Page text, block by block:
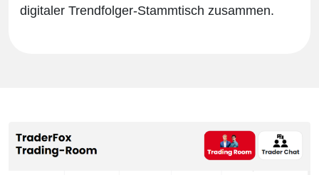
digitaler Trendfolger-Stammtisch zusammen.